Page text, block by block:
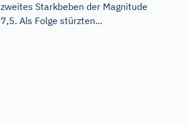
zweites Starkbeben der Magnitude
7,5. Als Folge stürzten...